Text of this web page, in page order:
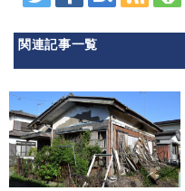
関連記事一覧